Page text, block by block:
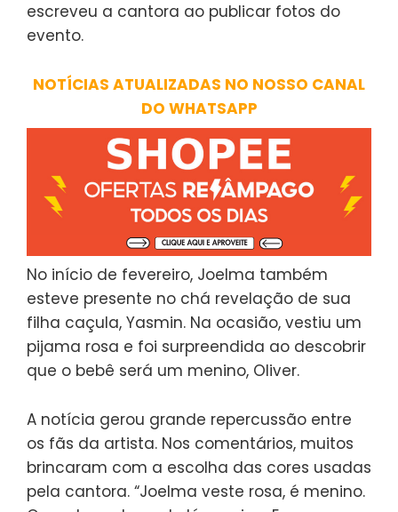
escreveu a cantora ao publicar fotos do
evento.
NOTÍCIAS ATUALIZADAS NO NOSSO CANAL
DO WHATSAPP
No início de fevereiro, Joelma também
esteve presente no chá revelação de sua
filha caçula, Yasmin. Na ocasião, vestiu um
pijama rosa e foi surpreendida ao descobrir
que o bebê será um menino, Oliver.
A notícia gerou grande repercussão entre
os fãs da artista. Nos comentários, muitos
brincaram com a escolha das cores usadas
pela cantora. “Joelma veste rosa, é menino.